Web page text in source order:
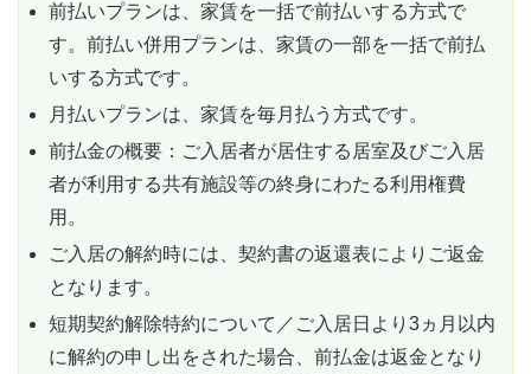
前払いプランは、家賃を一括で前払いする方式で
す。前払い併用プランは、家賃の一部を一括で前払
いする方式です。
月払いプランは、家賃を毎月払う方式です。
前払金の概要：ご入居者が居住する居室及びご入居
者が利用する共有施設等の終身にわたる利用権費
用。
ご入居の解約時には、契約書の返還表によりご返金
となります。
短期契約解除特約について／ご入居日より3ヵ月以内
に解約の申し出をされた場合、前払金は返金となり